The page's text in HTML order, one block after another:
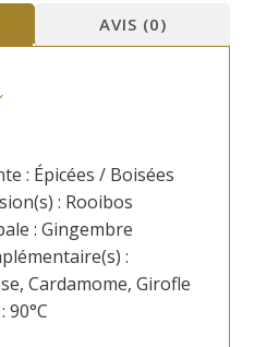
AVIS (0)
: Épicées / Boisées
: Rooibos
: Gingembre
:
Cardamome, Girofle